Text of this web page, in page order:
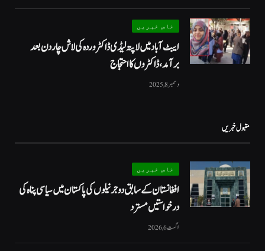
خاص خبریں
ایبٹ آباد میں لاپتہ لیڈی ڈاکٹر وردہ کی لاش چار دن بعد
برآمد، ڈاکٹروں کا احتجاج
دسمبر 8, 2025
مقبول خبریں
خاص خبریں
افغانستان کے سابق دو جرنیلوں کی پاکستان میں سیاسی پناہ کی
درخواستیں مسترد
اگست 6, 2026